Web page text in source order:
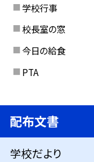
学校行事
校長室の窓
今日の給食
PTA
配布文書
学校だより